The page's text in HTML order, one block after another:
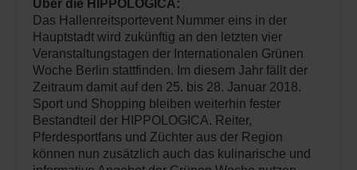
Über die HIPPOLOGICA:
Das Hallenreitsportevent Nummer eins in der
Hauptstadt wird zukünftig an den letzten vier
Veranstaltungstagen der Internationalen Grünen
Woche Berlin stattfinden. Im diesem Jahr fällt der
Zeitraum damit auf den 25. bis 28. Januar 2018.
Sport und Shopping bleiben weiterhin fester
Bestandteil der HIPPOLOGICA. Reiter,
Pferdesportfans und Züchter aus der Region
können nun zusätzlich auch das kulinarische und